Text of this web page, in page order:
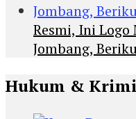
Resmi, Ini
Jombang,
Hukum &